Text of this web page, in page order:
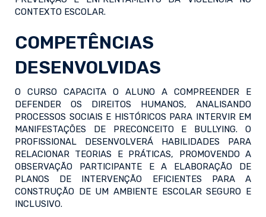
CONTEXTO ESCOLAR.
COMPETÊNCIAS
DESENVOLVIDAS
O CURSO CAPACITA O ALUNO A COMPREENDER E
DEFENDER OS DIREITOS HUMANOS, ANALISANDO
PROCESSOS SOCIAIS E HISTÓRICOS PARA INTERVIR EM
MANIFESTAÇÕES DE PRECONCEITO E BULLYING. O
PROFISSIONAL DESENVOLVERÁ HABILIDADES PARA
RELACIONAR TEORIAS E PRÁTICAS, PROMOVENDO A
OBSERVAÇÃO PARTICIPANTE E A ELABORAÇÃO DE
PLANOS DE INTERVENÇÃO EFICIENTES PARA A
CONSTRUÇÃO DE UM AMBIENTE ESCOLAR SEGURO E
INCLUSIVO.